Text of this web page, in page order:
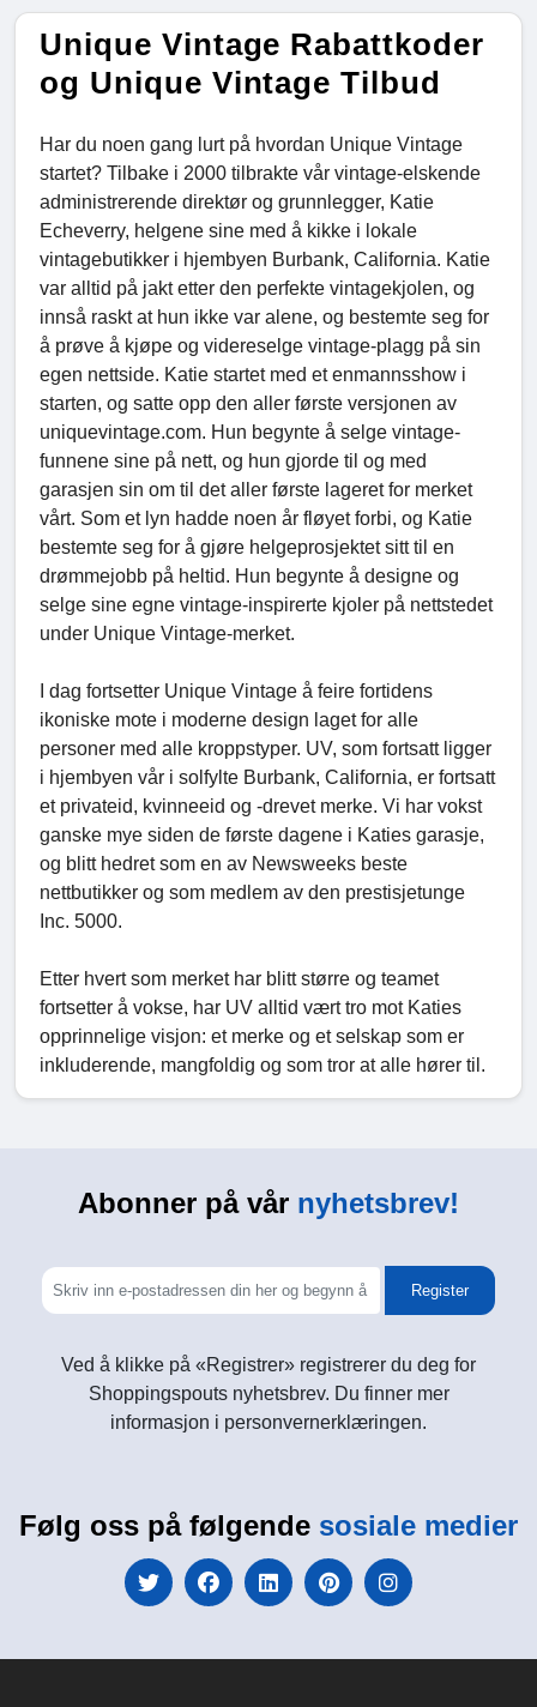
Unique Vintage Rabattkoder
og Unique Vintage Tilbud
Har du noen gang lurt på hvordan Unique Vintage
startet? Tilbake i 2000 tilbrakte vår vintage-elskende
administrerende direktør og grunnlegger, Katie
Echeverry, helgene sine med å kikke i lokale
vintagebutikker i hjembyen Burbank, California. Katie
var alltid på jakt etter den perfekte vintagekjolen, og
innså raskt at hun ikke var alene, og bestemte seg for
å prøve å kjøpe og videreselge vintage-plagg på sin
egen nettside. Katie startet med et enmannsshow i
starten, og satte opp den aller første versjonen av
uniquevintage.com. Hun begynte å selge vintage-
funnene sine på nett, og hun gjorde til og med
garasjen sin om til det aller første lageret for merket
vårt. Som et lyn hadde noen år fløyet forbi, og Katie
bestemte seg for å gjøre helgeprosjektet sitt til en
drømmejobb på heltid. Hun begynte å designe og
selge sine egne vintage-inspirerte kjoler på nettstedet
under Unique Vintage-merket.
I dag fortsetter Unique Vintage å feire fortidens
ikoniske mote i moderne design laget for alle
personer med alle kroppstyper. UV, som fortsatt ligger
i hjembyen vår i solfylte Burbank, California, er fortsatt
et privateid, kvinneeid og -drevet merke. Vi har vokst
ganske mye siden de første dagene i Katies garasje,
og blitt hedret som en av Newsweeks beste
nettbutikker og som medlem av den prestisjetunge
Inc. 5000.
Etter hvert som merket har blitt større og teamet
fortsetter å vokse, har UV alltid vært tro mot Katies
opprinnelige visjon: et merke og et selskap som er
inkluderende, mangfoldig og som tror at alle hører til.
Abonner på vår nyhetsbrev!
Register
Ved å klikke på «Registrer» registrerer du deg for
Shoppingspouts nyhetsbrev. Du finner mer
informasjon i personvernerklæringen.
Følg oss på følgende sosiale medier